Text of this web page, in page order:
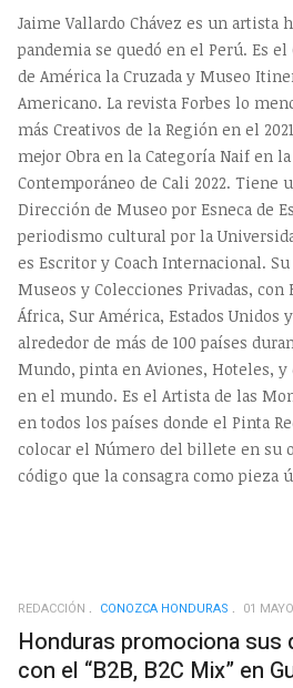
Jaime Vallardo Chávez es un artista
pandemia se quedó en el Perú. Es
de América la Cruzada y Museo
Americano. La revista Forbes lo
más Creativos de la Región en el
mejor Obra en la Categoría Naif en
Contemporáneo de Cali 2022. Tiene
Dirección de Museo por Esneca de
periodismo cultural por la
es Escritor y Coach Internacional.
Museos y Colecciones Privadas, con
África, Sur América, Estados Unidos
alrededor de más de 100 países
Mundo, pinta en Aviones, Hoteles,
en el mundo. Es el Artista de las
en todos los países donde el Pinta
colocar el Número del billete en su
código que la consagra como pieza
REDACCIÓN CONOZCA HONDURAS 01
Honduras promociona
con el “B2B, B2C Mix” en